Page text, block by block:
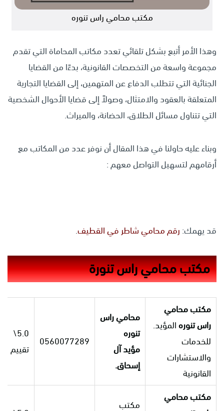
مكتب محامي راس تنوره
وهذا الأمر أتبع بشكل تلقائي تعدد مكاتب المحاماة التي تقدم
مجموعة واسعة من التخصصات القانونية، بدءًا من القضايا
الجنائية التي تتطلب الدفاع عن المتهمين، إلى القضايا التجارية
المتعلقة بالعقود والامتثال، وصولاً إلى قضايا الأحوال الشخصية
التي تتناول مسائل الطلاق، الحضانة، والميراث.
وبناء عليه حاولنا في هذا المقال أن نوفر عدد من المكاتب مع
أرقامهم لتسهيل التواصل معهم :
قد يهمك: رقم محامي شاطر في القطيف.
مكتب محامي راس تنورة
مكتب محامي
راس تنورهالمؤيد.
للخدمات
والاستشارات
القانونية
محاميراس
تنوره
مؤيد آل
إسحاق.
0560077289
5.0\
تقييم
مكتبمحامي
مكتب